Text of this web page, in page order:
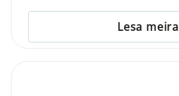
Lesa meira